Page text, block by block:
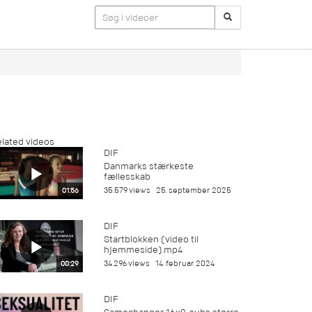
videos
01:56
DIF
Danmarks stærkeste
fællesskab
35.579 views 25. september 2025
00:29
DIF
Startblokken (video til
hjemmeside).mp4
34.296 views 14. februar 2024
DIF